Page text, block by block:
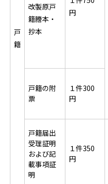
戸
籍
改製原戸
籍謄本・
抄本
円
戸籍の附
票
１件300
円
戸籍届出
受理証明
および記
載事項証
明
１件350
円